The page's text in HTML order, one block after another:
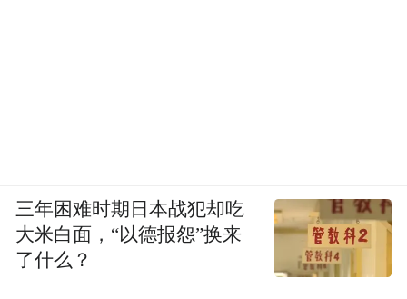
三年困难时期日本战犯却吃
大米白面，“以德报怨”换来
了什么？